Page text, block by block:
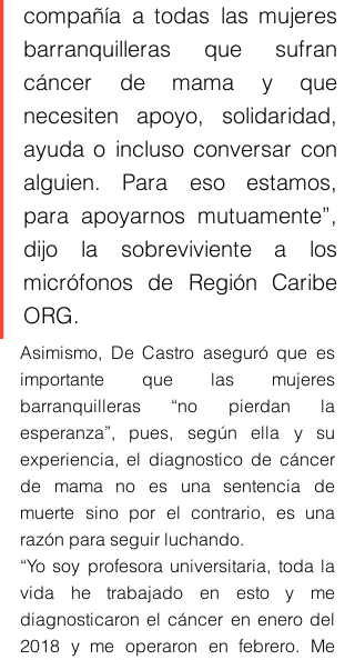
compañía a todas las mujeres
barranquilleras que sufran
cáncer de mama y que
necesiten apoyo, solidaridad,
ayuda o incluso conversar con
alguien. Para eso estamos,
para apoyarnos mutuamente”,
dijo la sobreviviente a los
micrófonos de Región Caribe
ORG.
Asimismo, De Castro aseguró que es
importante que las mujeres
barranquilleras “no pierdan la
esperanza”, pues, según ella y su
experiencia, el diagnostico de cáncer
de mama no es una sentencia de
muerte sino por el contrario, es una
razón para seguir luchando.
“Yo soy profesora universitaria, toda la
vida he trabajado en esto y me
diagnosticaron el cáncer en enero del
2018 y me operaron en febrero. Me